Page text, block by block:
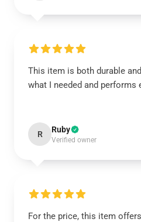
This item is both durable
what I needed and performs
R Ruby
Verified owner
For the price, this item